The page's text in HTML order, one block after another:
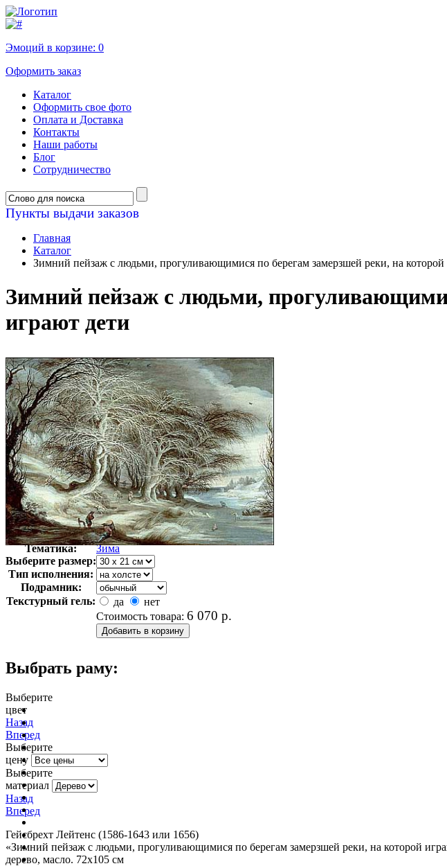
Эмоций в корзине: 0
Оформить заказ
Каталог
Оформить свое фото
Оплата и Доставка
Контакты
Наши работы
Блог
Сотрудничество
Пункты выдачи заказов
Главная
Каталог
Зимний пейзаж с людьми, прогуливающимися по берегам замерзшей реки, на которой
Зимний пейзаж с людьми,
играют дети
Автор:
Лейтенс Гейсбрехт
Арт-стиль
Немецкая живопись
Тематика:
Зима
Выберите размер:
Тип исполнения:
Подрамник:
Текстурный гель:
да
нет
Стоимость товара: 6 070 р.
Выбрать раму:
Выберите
цвет
Назад
Вперед
Выберите
цену
Выберите
материал
Назад
Вперед
Гейсбрехт Лейтенс (1586-1643 или 1656)
«Зимний пейзаж с людьми, прогуливающимися по берегам замерзшей реки, на которой
дерево, масло. 72х105 см